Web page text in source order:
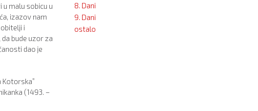
u malu sobicu u
izazov nam
i
bude uzor za
dao je
Kotorska”
(1493. –
8. Dani
9. Dani
ostalo